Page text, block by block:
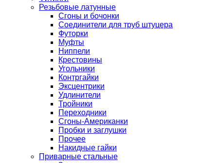
Резьбовые латунные
Сгоны и бочонки
Соединители для труб штуцера
Футорки
Муфты
Ниппели
Крестовины
Угольники
Контргайки
Эксцентрики
Удлинители
Тройники
Переходники
Сгоны-Американки
Пробки и заглушки
Прочее
Накидные гайки
Приварные стальные